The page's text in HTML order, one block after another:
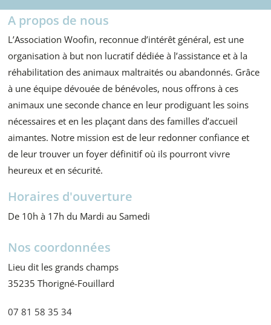
A propos de nous
L’Association Woofin, reconnue d’intérêt général, est une
organisation à but non lucratif dédiée à l’assistance et à la
réhabilitation des animaux maltraités ou abandonnés. Grâce
à une équipe dévouée de bénévoles, nous offrons à ces
animaux une seconde chance en leur prodiguant les soins
nécessaires et en les plaçant dans des familles d’accueil
aimantes. Notre mission est de leur redonner confiance et
de leur trouver un foyer définitif où ils pourront vivre
heureux et en sécurité.
Horaires d'ouverture
De 10h à 17h du Mardi au Samedi
Nos coordonnées
Lieu dit les grands champs
35235 Thorigné-Fouillard
07 81 58 35 34